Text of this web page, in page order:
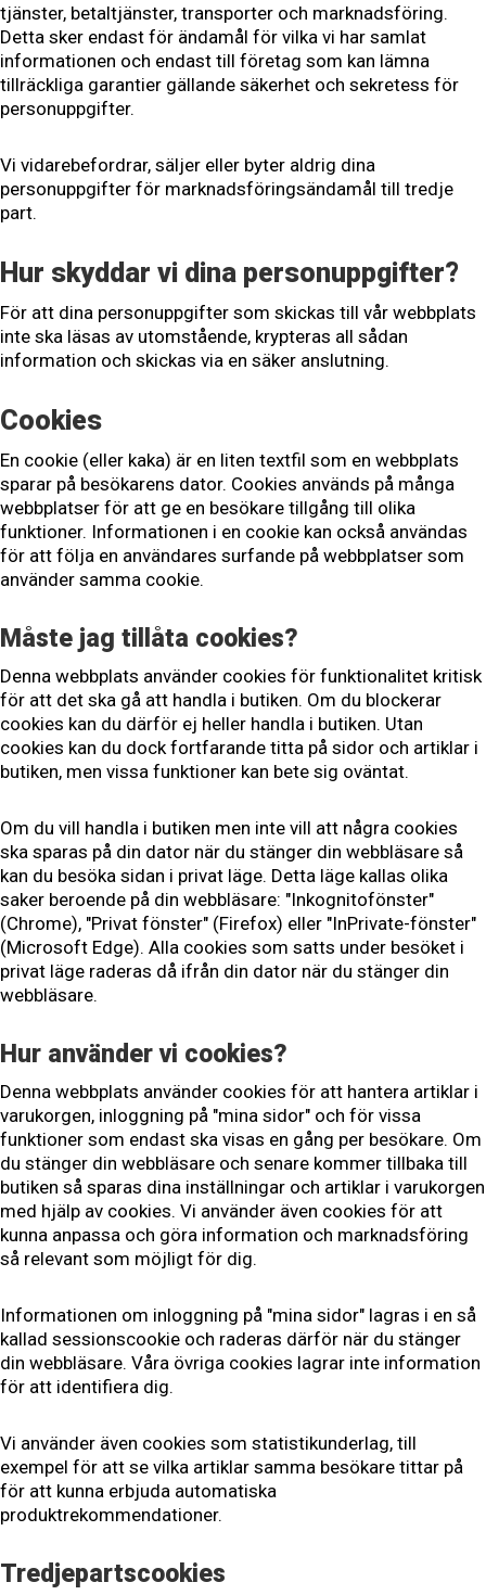
tjänster, betaltjänster, transporter och marknadsföring.
Detta sker endast för ändamål för vilka vi har samlat
informationen och endast till företag som kan lämna
tillräckliga garantier gällande säkerhet och sekretess för
personuppgifter.
Vi vidarebefordrar, säljer eller byter aldrig dina
personuppgifter för marknadsföringsändamål till tredje
part.
Hur skyddar vi dina personuppgifter?
För att dina personuppgifter som skickas till vår webbplats
inte ska läsas av utomstående, krypteras all sådan
information och skickas via en säker anslutning.
Cookies
En cookie (eller kaka) är en liten textfil som en webbplats
sparar på besökarens dator. Cookies används på många
webbplatser för att ge en besökare tillgång till olika
funktioner. Informationen i en cookie kan också användas
för att följa en användares surfande på webbplatser som
använder samma cookie.
Måste jag tillåta cookies?
Denna webbplats använder cookies för funktionalitet kritisk
för att det ska gå att handla i butiken. Om du blockerar
cookies kan du därför ej heller handla i butiken. Utan
cookies kan du dock fortfarande titta på sidor och artiklar i
butiken, men vissa funktioner kan bete sig oväntat.
Om du vill handla i butiken men inte vill att några cookies
ska sparas på din dator när du stänger din webbläsare så
kan du besöka sidan i privat läge. Detta läge kallas olika
saker beroende på din webbläsare: "Inkognitofönster"
(Chrome), "Privat fönster" (Firefox) eller "InPrivate-fönster"
(Microsoft Edge). Alla cookies som satts under besöket i
privat läge raderas då ifrån din dator när du stänger din
webbläsare.
Hur använder vi cookies?
Denna webbplats använder cookies för att hantera artiklar i
varukorgen, inloggning på "mina sidor" och för vissa
funktioner som endast ska visas en gång per besökare. Om
du stänger din webbläsare och senare kommer tillbaka till
butiken så sparas dina inställningar och artiklar i varukorgen
med hjälp av cookies. Vi använder även cookies för att
kunna anpassa och göra information och marknadsföring
så relevant som möjligt för dig.
Informationen om inloggning på "mina sidor" lagras i en så
kallad sessionscookie och raderas därför när du stänger
din webbläsare. Våra övriga cookies lagrar inte information
för att identifiera dig.
Vi använder även cookies som statistikunderlag, till
exempel för att se vilka artiklar samma besökare tittar på
för att kunna erbjuda automatiska
produktrekommendationer.
Tredjepartscookies